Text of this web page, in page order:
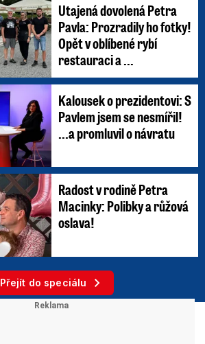
Utajená dovolená Petra
Pavla: Prozradily ho fotky!
Opět v oblíbené rybí
restauraci a ...
Kalousek o prezidentovi: S
Pavlem jsem se nesmířil!
...a promluvil o návratu
Radost v rodině Petra
Macinky: Polibky a růžová
oslava!
Přejít do speciálu